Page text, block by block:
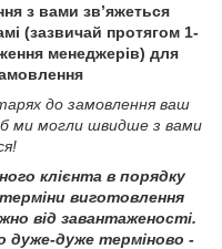
з вами зв’яжеться
(зазвичай протягом 1-
менеджерів) для
до замовлення ваш
ми могли швидше з вами
клієнта в порядку
виготовлення
від завантаженості.
дуже-дуже терміново -